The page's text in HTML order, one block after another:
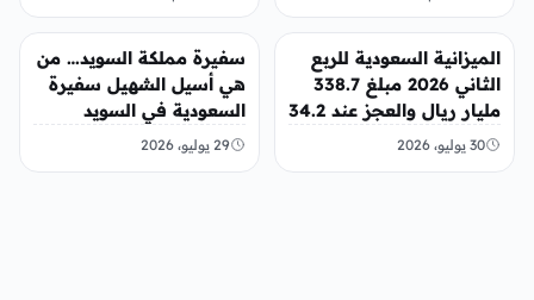
عربي ودولي
الميزانية السعودية للربع
الثاني 2026 مبلغ 338.7
مليار ريال والعجز عند 34.2
مليار ريال
30 يوليو، 2026
عربي ودولي
سفيرة مملكة السويد… من
هي أسيل الشهيل سفيرة
السعودية في السويد
29 يوليو، 2026